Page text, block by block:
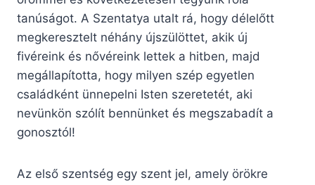
tanúságot. A Szentatya utalt rá, hogy délelőtt
megkeresztelt néhány újszülöttet, akik új
fivéreink és nővéreink lettek a hitben, majd
megállapította, hogy milyen szép egyetlen
családként ünnepelni Isten szeretetét, aki
nevünkön szólít bennünket és megszabadít a
gonosztól!
Az első szentség egy szent jel, amely örökre